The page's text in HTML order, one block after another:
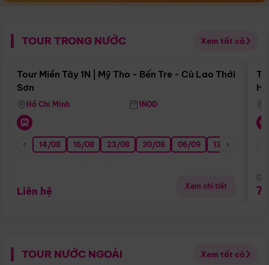
TOUR TRONG NƯỚC Xem tất cả
Điểm nổi bật
Tour Miền Tây 1N | Mỹ Tho - Bến Tre - Cù Lao Thới
Sơn
Hồ Chí Minh 1N0Đ
14/08 16/08 23/08 30/08 06/09 13/09
Liên hệ Xem chi tiết
TOUR NƯỚC NGOÀI Xem tất cả
Điểm nổi bật